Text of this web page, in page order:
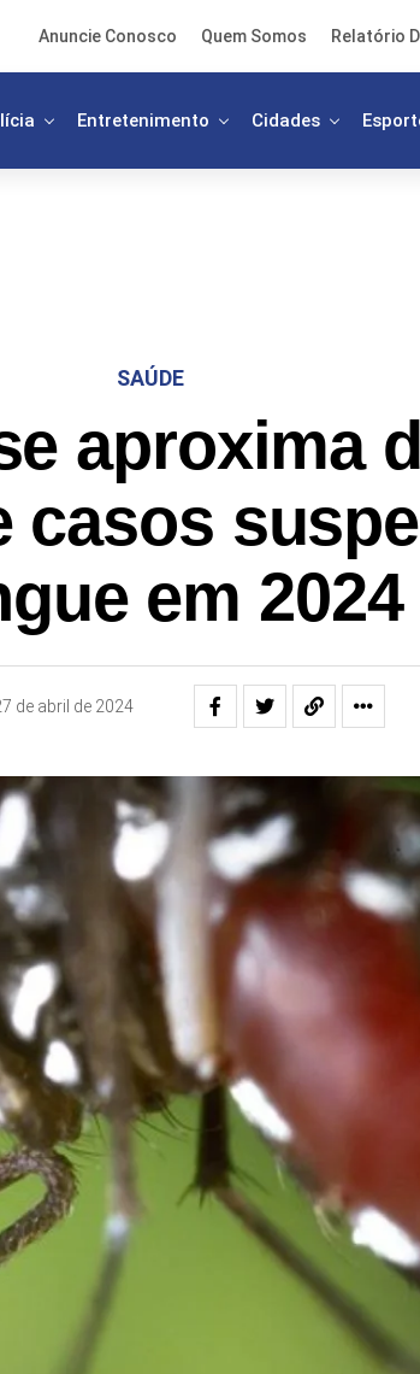
Anuncie Conosco Quem Somos Relatório
Entretenimento Cidades
SAÚDE
aproxima
casos
em 2024
de abril de 2024